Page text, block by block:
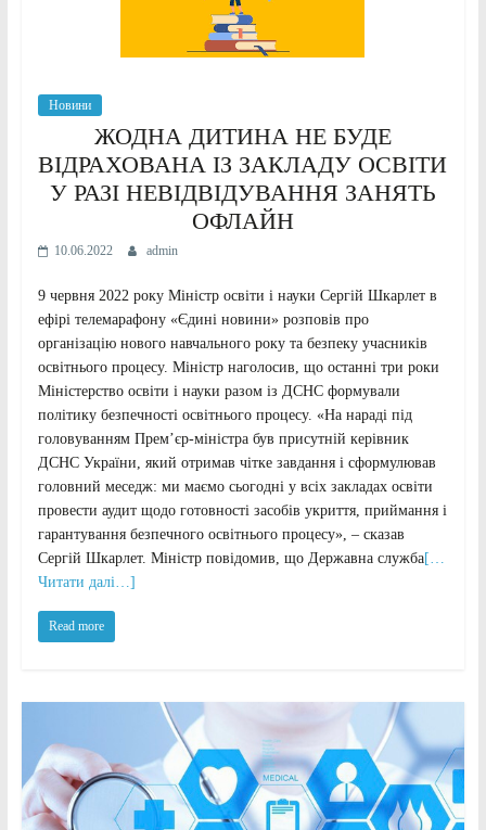
Новини
ЖОДНА ДИТИНА НЕ БУДЕ
ВІДРАХОВАНА ІЗ ЗАКЛАДУ ОСВІТИ
У РАЗІ НЕВІДВІДУВАННЯ ЗАНЯТЬ
ОФЛАЙН
10.06.2022 admin
9 червня 2022 року Міністр освіти і науки Сергій Шкарлет в
ефірі телемарафону «Єдині новини» розповів про
організацію нового навчального року та безпеку учасників
освітнього процесу. Міністр наголосив, що останні три роки
Міністерство освіти і науки разом із ДСНС формували
політику безпечності освітнього процесу. «На нараді під
головуванням Прем’єр-міністра був присутній керівник
ДСНС України, який отримав чітке завдання і сформулював
головний меседж: ми маємо сьогодні у всіх закладах освіти
провести аудит щодо готовності засобів укриття, приймання і
гарантування безпечного освітнього процесу», – сказав
Сергій Шкарлет. Міністр повідомив, що Державна служба[…
Читати далі…]
Read more